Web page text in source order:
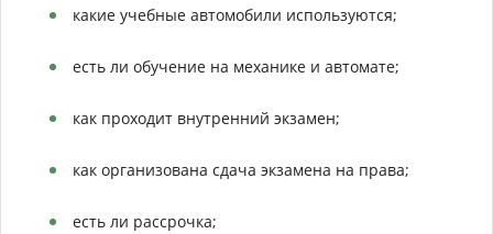
какие учебные автомобили используются;
есть ли обучение на механике и автомате;
как проходит внутренний экзамен;
как организована сдача экзамена на права;
есть ли рассрочка;